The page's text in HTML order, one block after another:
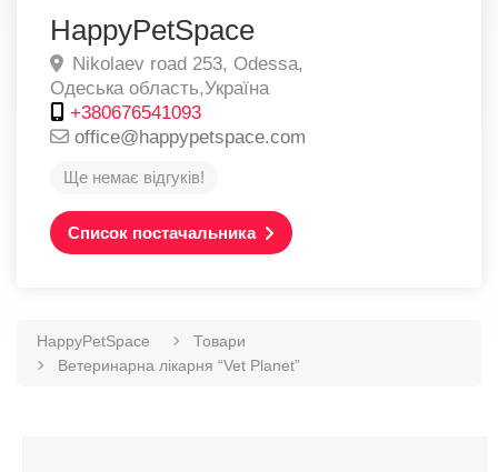
HappyPetSpace
Nikolaev road 253, Odessa,
Одеська область,Україна
+380676541093
office@happypetspace.com
Ще немає відгуків!
Список постачальника
HappyPetSpace
Товари
Ветеринарна лікарня “Vet Planet”